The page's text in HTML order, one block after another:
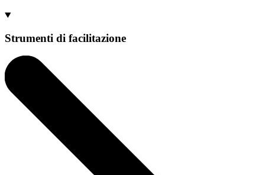
Strumenti di facilitazione